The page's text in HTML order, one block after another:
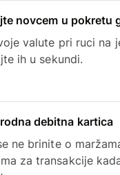
novcem u pokretu
valute pri ruci na
ih u sekundi.
debitna kartica
ne brinite o
za transakcije